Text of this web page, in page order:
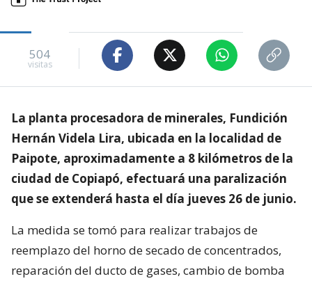
504
visitas
La planta procesadora de minerales, Fundición
Hernán Videla Lira, ubicada en la localidad de
Paipote, aproximadamente a 8 kilómetros de la
ciudad de Copiapó, efectuará una paralización
que se extenderá hasta el día jueves 26 de junio.
La medida se tomó para realizar trabajos de
reemplazo del horno de secado de concentrados,
reparación del ducto de gases, cambio de bomba